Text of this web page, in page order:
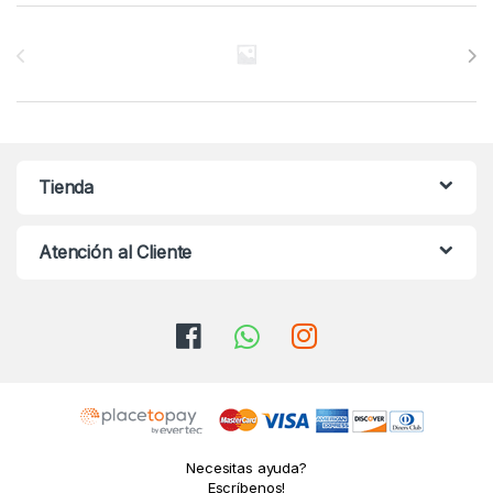
Tienda
Atención al Cliente
Necesitas ayuda?
Escríbenos!